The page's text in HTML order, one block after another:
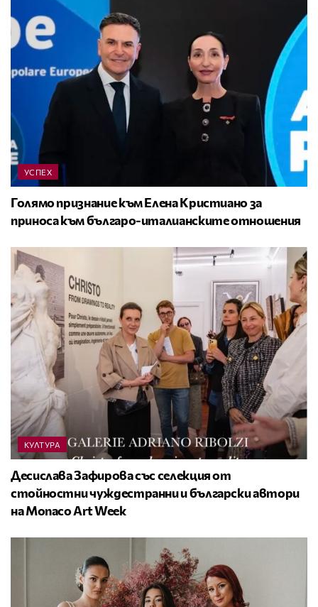
УСПЕХ
Голямо признание към Елена Кристиано за
приноса към българо-италианските отношения
КУЛТУРА
Десислава Зафирова със селекция от
стойностни чуждестранни и български автори
на Monaco Art Week